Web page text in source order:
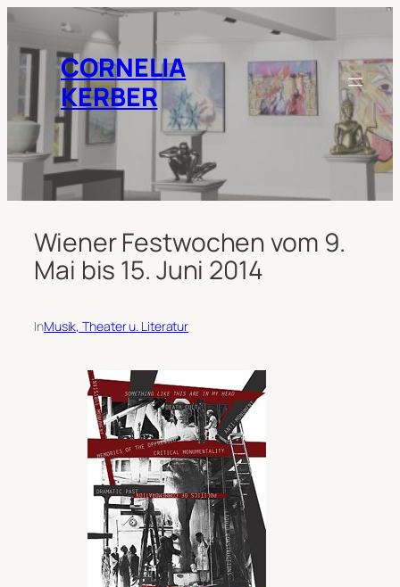
springenCORNELIA
KERBER
Wiener Festwochen vom 9.
Mai bis 15. Juni 2014
InMusik, Theater u. Literatur